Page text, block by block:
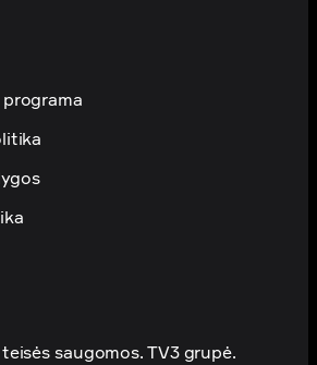
saugomos. TV3 grupė.